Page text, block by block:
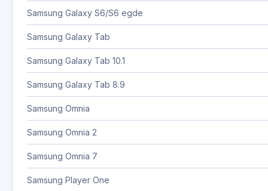
Samsung Galaxy S6/S6 egde
Samsung Galaxy Tab
Samsung Galaxy Tab 10.1
Samsung Galaxy Tab 8.9
Samsung Omnia
Samsung Omnia 2
Samsung Omnia 7
Samsung Player One